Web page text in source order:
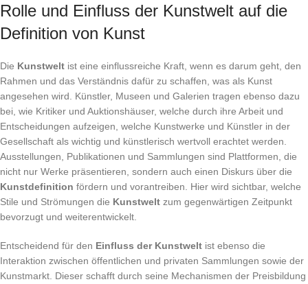
Rolle und Einfluss der Kunstwelt auf die
Definition von Kunst
Die Kunstwelt ist eine einflussreiche Kraft, wenn es darum geht, den
Rahmen und das Verständnis dafür zu schaffen, was als Kunst
angesehen wird. Künstler, Museen und Galerien tragen ebenso dazu
bei, wie Kritiker und Auktionshäuser, welche durch ihre Arbeit und
Entscheidungen aufzeigen, welche Kunstwerke und Künstler in der
Gesellschaft als wichtig und künstlerisch wertvoll erachtet werden.
Ausstellungen, Publikationen und Sammlungen sind Plattformen, die
nicht nur Werke präsentieren, sondern auch einen Diskurs über die
Kunstdefinition fördern und vorantreiben. Hier wird sichtbar, welche
Stile und Strömungen die Kunstwelt zum gegenwärtigen Zeitpunkt
bevorzugt und weiterentwickelt.
Entscheidend für den Einfluss der Kunstwelt ist ebenso die
Interaktion zwischen öffentlichen und privaten Sammlungen sowie der
Kunstmarkt. Dieser schafft durch seine Mechanismen der Preisbildung